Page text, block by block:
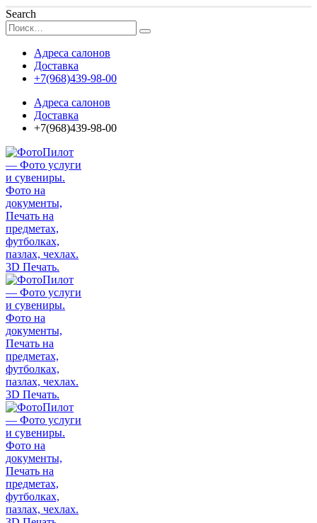
Search
Адреса салонов
Доставка
+7(968)439-98-00
Адреса салонов
Доставка
+7(968)439-98-00